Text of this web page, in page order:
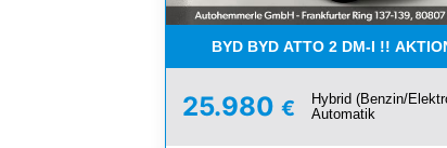
BYD BYD ATTO 2 DM-I !!
25.980 €
Hybrid (Benzin/
Automatik